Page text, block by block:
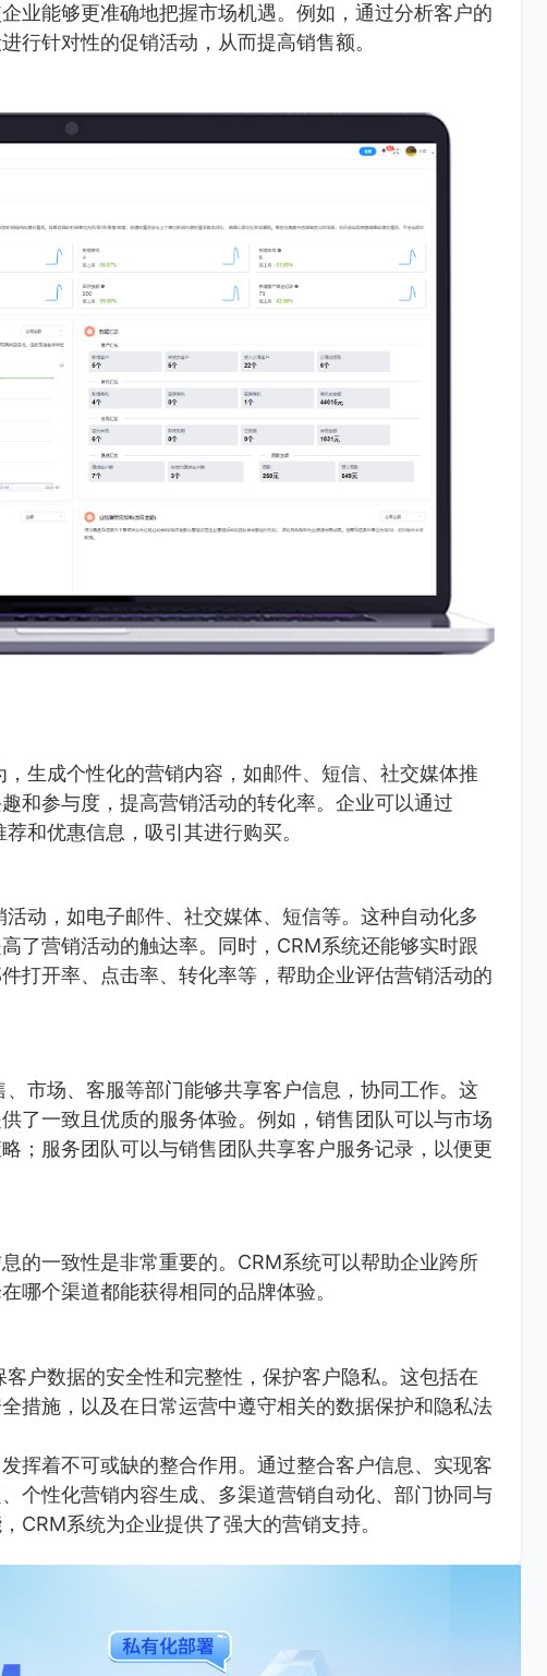
业能够更准确地把握市场机遇。例如，通过分析客户的
行针对性的促销活动，从而提高销售额。
生成个性化的营销内容，如邮件、短信、社交媒体推
和参与度，提高营销活动的转化率。企业可以通过
和优惠信息，吸引其进行购买。
动，如电子邮件、社交媒体、短信等。这种自动化多
了营销活动的触达率。同时，CRM系统还能够实时跟
打开率、点击率、转化率等，帮助企业评估营销活动的
市场、客服等部门能够共享客户信息，协同工作。这
了一致且优质的服务体验。例如，销售团队可以与市场
；服务团队可以与销售团队共享客户服务记录，以便更
的一致性是非常重要的。CRM系统可以帮助企业跨所
哪个渠道都能获得相同的品牌体验。
户数据的安全性和完整性，保护客户隐私。这包括在
措施，以及在日常运营中遵守相关的数据保护和隐私法
挥着不可或缺的整合作用。通过整合客户信息、实现客
个性化营销内容生成、多渠道营销自动化、部门协同与
CRM系统为企业提供了强大的营销支持。